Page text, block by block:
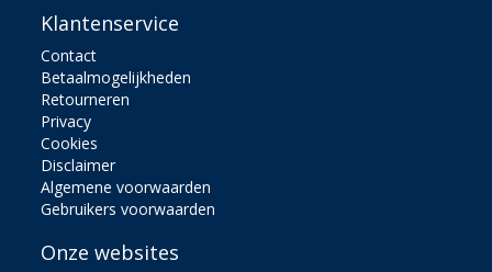
Klantenservice
Contact
Betaalmogelijkheden
Retourneren
Privacy
Cookies
Disclaimer
Algemene voorwaarden
Gebruikers voorwaarden
Onze websites